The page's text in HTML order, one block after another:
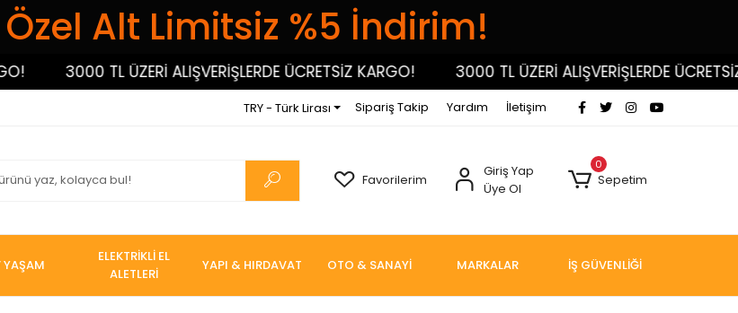
Alt Limitsiz %5 İndirim!
3000 TL ÜZERİ ALIŞVERİŞLERDE ÜCRETSİZ KARGO! 3000 TL ÜZERİ ALIŞVERİŞLERDE ÜCRETSİZ
TRY - Türk Lirası Sipariş Takip Yardım İletişim
Favorilerim
Giriş Yap
Üye Ol
0
Sepetim
YAŞAM
ELEKTRİKLİ EL
ALETLERİ
YAPI & HIRDAVAT OTO & SANAYİ MARKALAR İŞ GÜVENLİĞİ